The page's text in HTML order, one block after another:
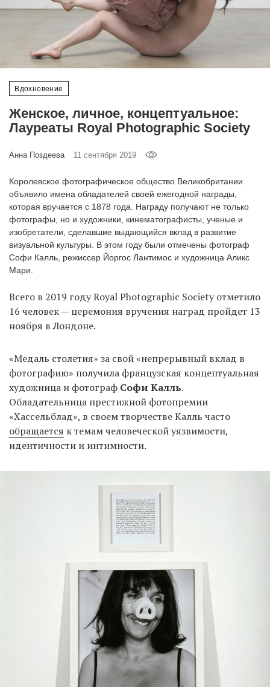
EN
UA
Вдохновение
Женское, личное, концептуальное:
Лауреаты Royal Photographic Society
Анна Поздеева 11 сентября 2019
Королевское фотографическое общество Великобритании
объявило имена обладателей своей ежегодной награды,
которая вручается с 1878 года. Награду получают не только
фотографы, но и художники, кинематографисты, ученые и
изобретатели, сделавшие выдающийся вклад в развитие
визуальной культуры. В этом году были отмечены фотограф
Софи Калль, режиссер Йоргос Лантимос и художница Аликс
Мари.
Всего в 2019 году Royal Photographic Society отметило
16 человек — церемония вручения наград пройдет 13
ноября в Лондоне.
«Медаль столетия» за свой «непрерывный вклад в
фотографию» получила французская концептуальная
художница и фотограф Софи Калль.
Обладательница престижной фотопремии
«Хассельблад», в своем творчестве Калль часто
обращается к темам человеческой уязвимости,
идентичности и интимности.